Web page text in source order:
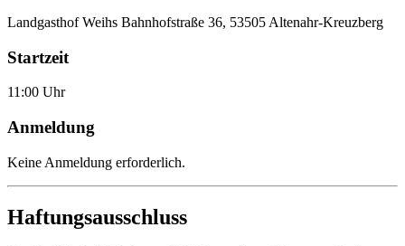
Landgasthof Weihs Bahnhofstraße 36, 53505 Altenahr-Kreuzberg
Startzeit
11:00 Uhr
Anmeldung
Keine Anmeldung erforderlich.
Haftungsausschluss